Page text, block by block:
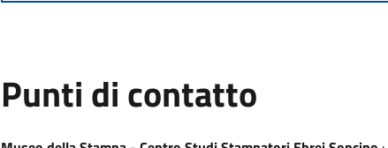
Punti di contatto